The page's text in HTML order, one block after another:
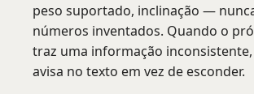
peso suportado, inclinação —
números inventados. Quando o
traz uma informação
avisa no texto em vez de esconder.